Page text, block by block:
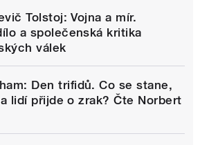
Tolstoj: Vojna a mír.
a společenská kritika
válek
Den trifidů. Co se stane,
lidí přijde o zrak? Čte Norbert